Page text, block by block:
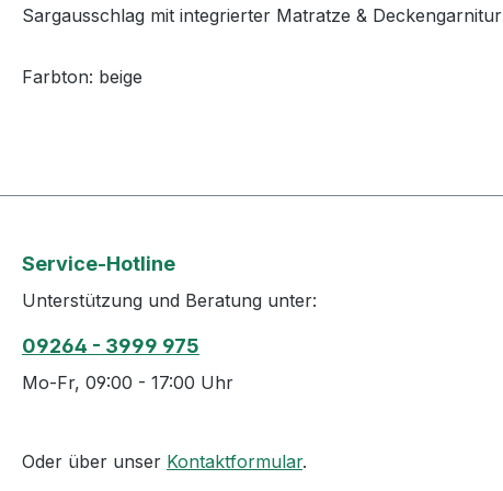
Sargausschlag mit integrierter Matratze & Deckengarnitur
Farbton: beige
Service-Hotline
Unterstützung und Beratung unter:
09264 - 3999 975
Mo-Fr, 09:00 - 17:00 Uhr
Oder über unser Kontaktformular.